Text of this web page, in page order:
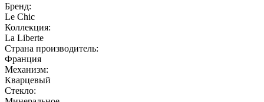
Бренд:
Le Chic
Коллекция:
La Liberte
Страна производитель:
Франция
Механизм:
Кварцевый
Стекло: